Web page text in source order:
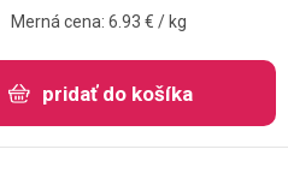
Merná cena: 6.93 € / kg
pridať do košíka